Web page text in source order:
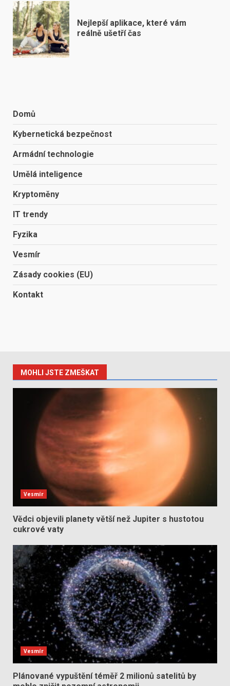
Nejlepší aplikace, které vám
reálně ušetří čas
Domů
Kybernetická bezpečnost
Armádní technologie
Umělá inteligence
Kryptoměny
IT trendy
Fyzika
Vesmír
Zásady cookies (EU)
Kontakt
MOHLI JSTE ZMEŠKAT
Vesmír
Vědci objevili planety větší než Jupiter s hustotou
cukrové vaty
Vesmír
Plánované vypuštění téměř 2 milionů satelitů by